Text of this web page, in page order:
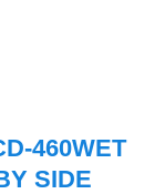
460WET
SIDE